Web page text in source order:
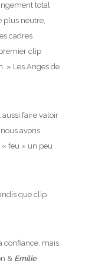
total
plus neutre,
cadres
clip
» Les Anges de
aussi faire valoir
avons
feu » un peu
que clip
confiance, mais
& Emilie